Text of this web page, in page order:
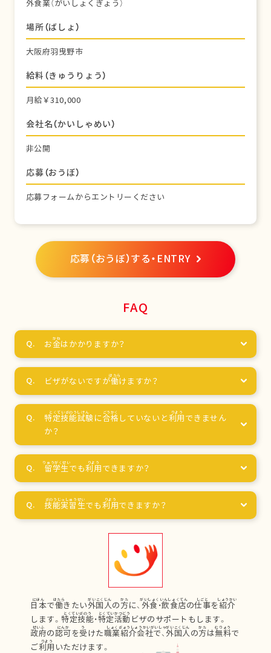
外食業（がいしょくぎょう）
場所（ばしょ）
大阪府羽曳野市
給料（きゅうりょう）
月給￥310,000
会社名（かいしゃめい）
非公開
応募（おうぼ）
応募フォームからエントリーください
応募（おうぼ）する・ENTRY
FAQ
お金はかかりますか？
ビザがないですが働けますか？
特定技能試験に合格 していないと利用 できません
か？
留学生でも利用 できますか？
技能実習生でも利用できますか？
日本で働きたい外国人の方に、 外食 ・飲食店の仕事を紹介
します。特定技能・特定活動 ビザのサポートもします。
政府の認可を受けた職業紹介会社で、 外国人の方は無料で
ご利用 いただけます。